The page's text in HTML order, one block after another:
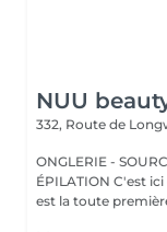
NUU
332, Route de
ONGLERIE -
ÉPILATION C'est ici que tout a commencé. Depuis 2022, Merl
est la toute